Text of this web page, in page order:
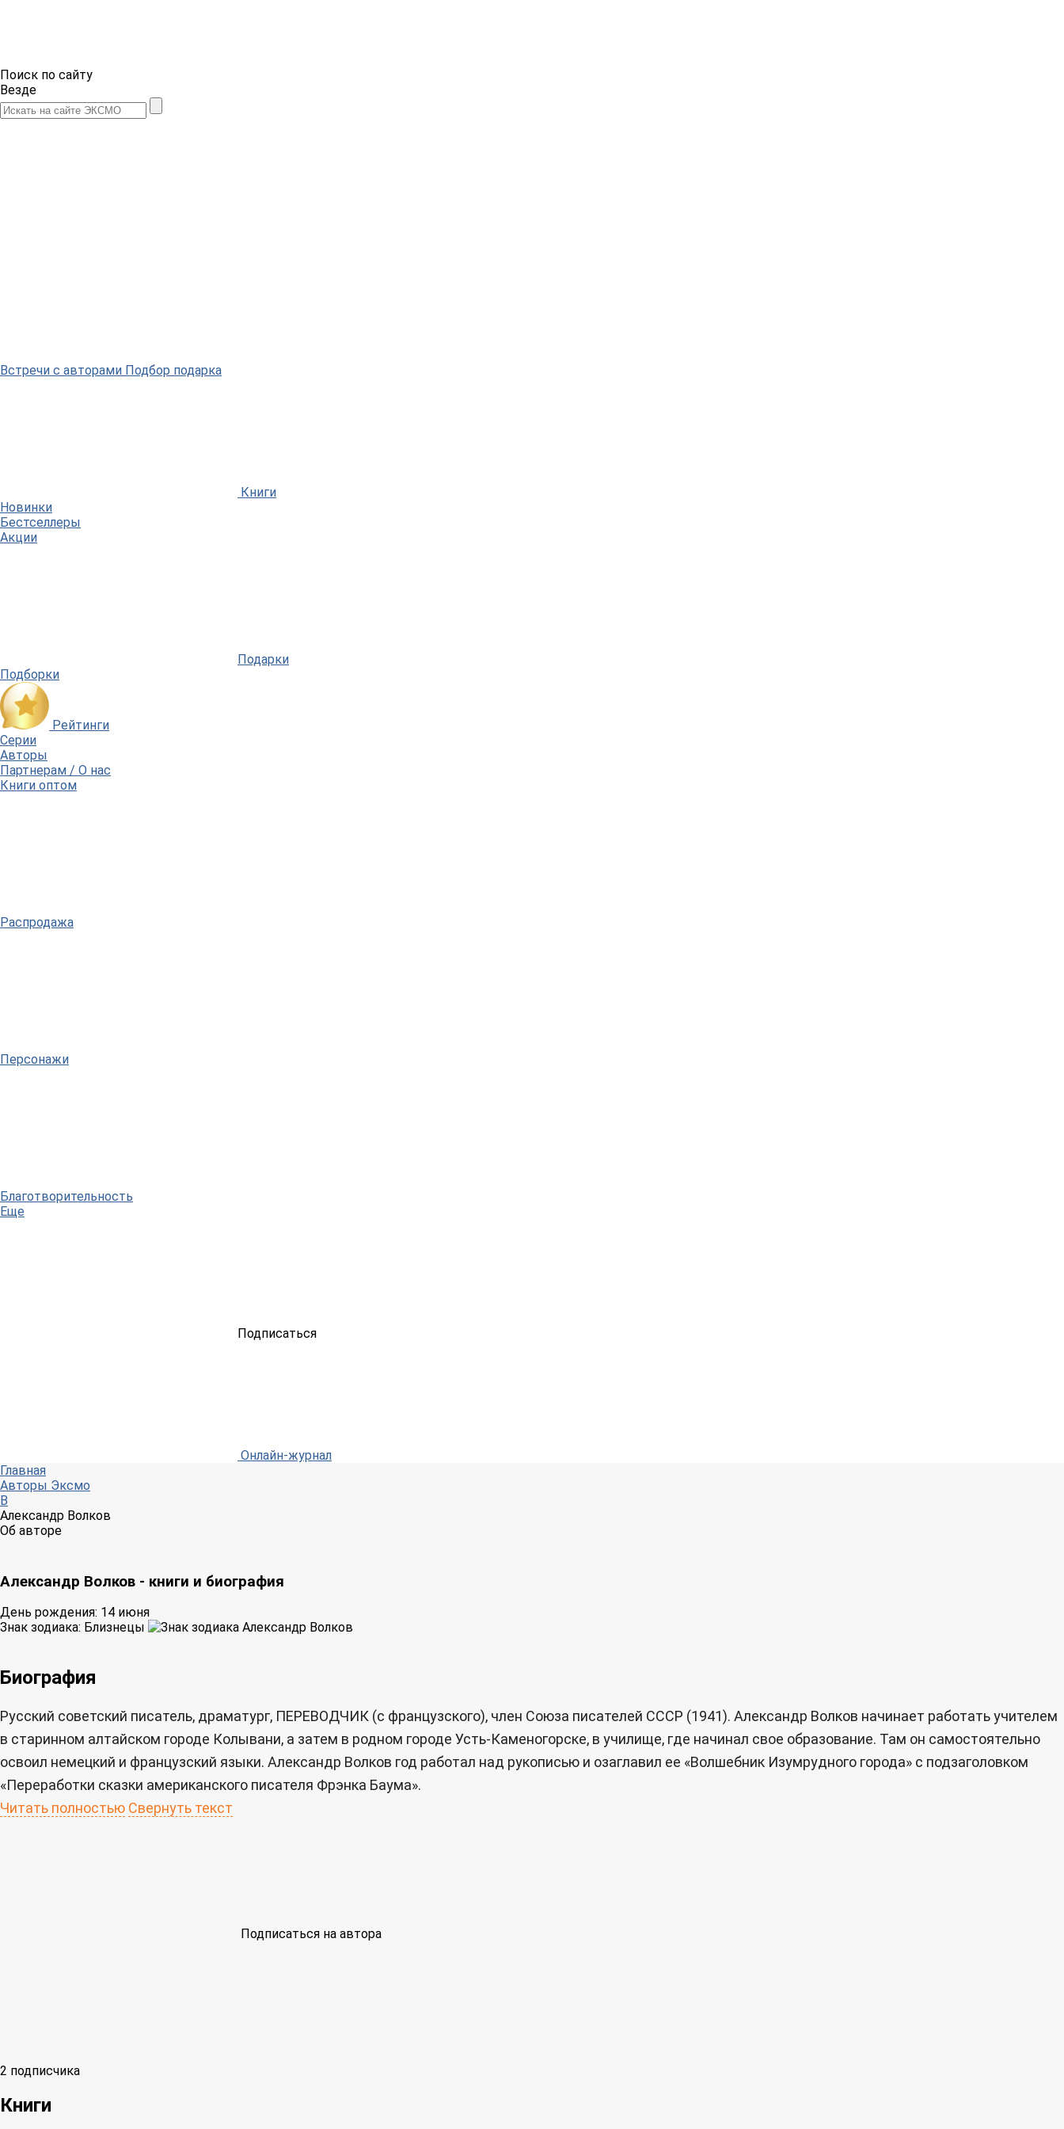
Поиск по сайту
Везде
Встречи с авторами Подбор подарка
Книги
Новинки
Бестселлеры
Акции
Подарки
Подборки
Рейтинги
Серии
Авторы
Партнерам / О нас
Книги оптом
Распродажа
Персонажи
Благотворительность
Еще
Подписаться
Онлайн-журнал
Главная
Авторы Эксмо
В
Александр Волков
Об авторе
Александр Волков - книги и биография
День рождения: 14 июня
Знак зодиака: Близнецы
Биография
Русский советский писатель, драматург, ПЕРЕВОДЧИК (с французского), член Союза писателей СССР (1941). Александр Волков начинает работать учителем
в старинном алтайском городе Колывани, а затем в родном городе Усть-Каменогорске, в училище, где начинал свое образование. Там он самостоятельно
освоил немецкий и французский языки. Александр Волков год работал над рукописью и озаглавил ее «Волшебник Изумрудного города» с подзаголовком
«Переработки сказки американского писателя Фрэнка Баума».
Читать полностью Свернуть текст
Подписаться на автора
2 подписчика
Книги